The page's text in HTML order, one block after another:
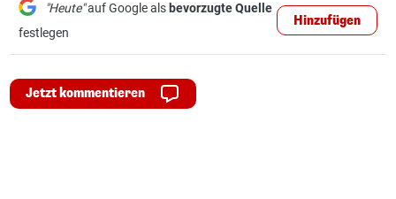
"Heute"auf Google als bevorzugte Quelle
festlegen
Hinzufügen
Jetzt kommentieren